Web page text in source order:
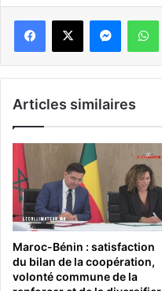
Articles similaires
Maroc-Bénin : satisfaction
du bilan de la coopération,
volonté commune de la